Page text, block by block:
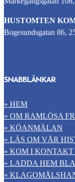
HUSTOMTEN
Bogesundsgatan 86,
SNABBLÄNKAR
» HEM
» OM RAMLÖSA
» KÖANMÄLAN
» LÄS OM VÅR
» KOM I KONTAKT
» LADDA HEM
»